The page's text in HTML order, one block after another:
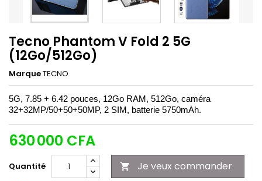
Tecno Phantom V Fold 2 5G
(12Go/512Go)
MarqueTECNO
5G, 7.85 + 6.42 pouces, 12Go RAM, 512Go, caméra
32+32MP/50+50+50MP, 2 SIM, batterie 5750mAh.
630 000 CFA
Quantité  Je veux commander